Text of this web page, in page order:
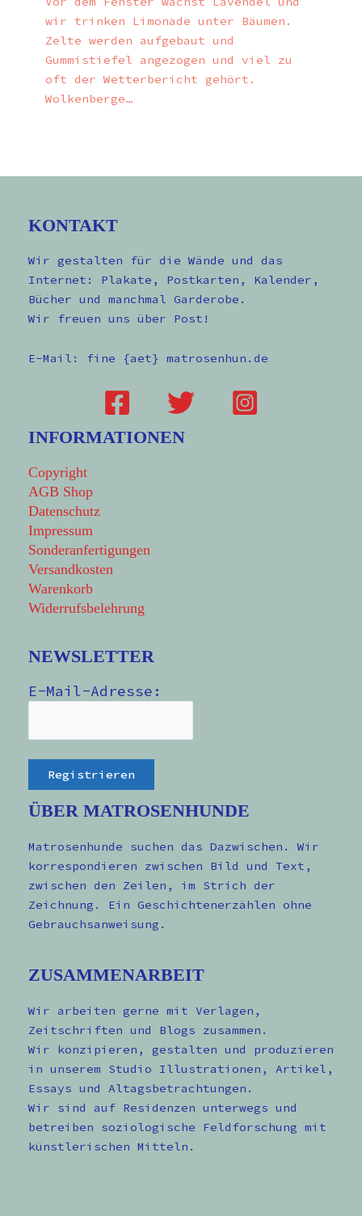
wir trinken Limonade unter Bäumen.
Zelte werden aufgebaut und
Gummistiefel angezogen und viel zu
oft der Wetterbericht gehört.
Wolkenberge…
KONTAKT
Wir gestalten für die Wände und das
Internet: Plakate, Postkarten, Kalender,
Bücher und manchmal Garderobe.
Wir freuen uns über Post!
E-Mail: fine {aet} matrosenhun.de
INFORMATIONEN
Copyright
AGB Shop
Datenschutz
Impressum
Sonderanfertigungen
Versandkosten
Warenkorb
Widerrufsbelehrung
NEWSLETTER
E-Mail-Adresse:
ÜBER MATROSENHUNDE
Matrosenhunde suchen das Dazwischen. Wir
korrespondieren zwischen Bild und Text,
zwischen den Zeilen, im Strich der
Zeichnung. Ein Geschichtenerzählen ohne
Gebrauchsanweisung.
ZUSAMMENARBEIT
Wir arbeiten gerne mit Verlagen,
Zeitschriften und Blogs zusammen.
Wir konzipieren, gestalten und produzieren
in unserem Studio Illustrationen, Artikel,
Essays und Altagsbetrachtungen.
Wir sind auf Residenzen unterwegs und
betreiben soziologische Feldforschung mit
künstlerischen Mitteln.